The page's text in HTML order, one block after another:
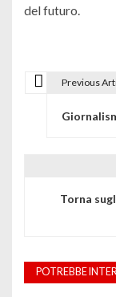
del futuro.
Previous
Torna
POTREBBE